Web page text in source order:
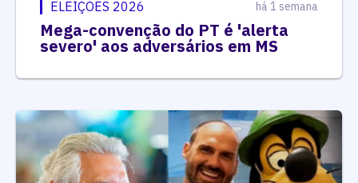
ELEIÇÕES 2026 há 1 semana
Mega-convenção do PT é 'alerta
severo' aos adversários em MS